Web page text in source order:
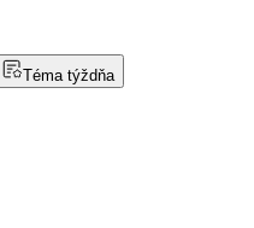
Téma týždňa